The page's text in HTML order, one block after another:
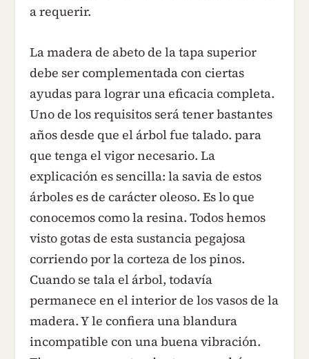
a requerir.
La madera de abeto de la tapa superior
debe ser complementada con ciertas
ayudas para lograr una eficacia completa.
Uno de los requisitos será tener bastantes
años desde que el árbol fue talado. para
que tenga el vigor necesario. La
explicación es sencilla: la savia de estos
árboles es de carácter oleoso. Es lo que
conocemos como la resina. Todos hemos
visto gotas de esta sustancia pegajosa
corriendo por la corteza de los pinos.
Cuando se tala el árbol, todavía
permanece en el interior de los vasos de la
madera. Y le confiera una blandura
incompatible con una buena vibración.